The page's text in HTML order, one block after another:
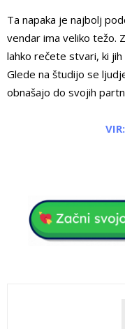
Ta napaka je najbolj
vendar ima veliko težo.
lahko rečete stvari, ki
Glede na študijo se
obnašajo do svojih